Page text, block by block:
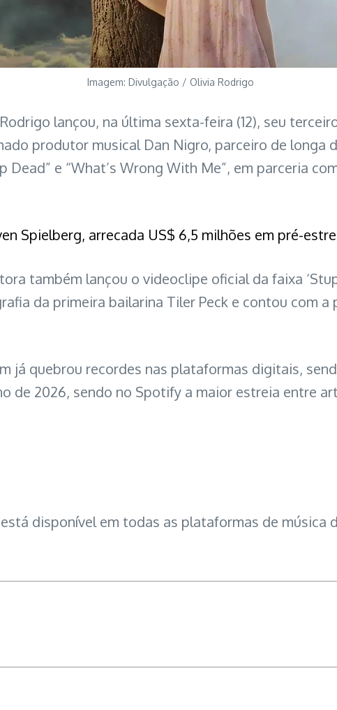
Imagem: Divulgação / Olivia Rodrigo
lançou, na última sexta-feira (12), seu
produtor musical Dan Nigro, parceiro de longa
Dead” e “What’s Wrong With Me”, em parceria
Spielberg, arrecada US$ 6,5 milhões em pré-
também lançou o videoclipe oficial da faixa
da primeira bailarina Tiler Peck e contou com
já quebrou recordes nas plataformas digitais,
de 2026, sendo no Spotify a maior estreia entre
está disponível em todas as plataformas de música